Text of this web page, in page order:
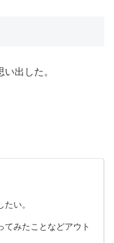
出した。
い。
てみたことなどアウト